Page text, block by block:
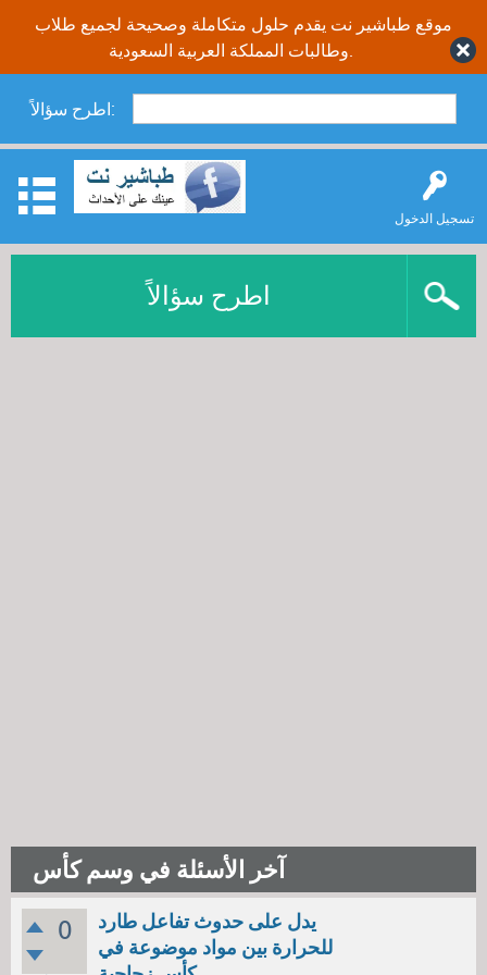
موقع طباشير نت يقدم حلول متكاملة وصحيحة لجميع طلاب
اطرح سؤالاً:
تسجيل الدخول
اطرح سؤالاً
آخر الأسئلة في وسم كأس
0
يدل على حدوث تفاعل طارد
للحرارة بين مواد موضوعة في